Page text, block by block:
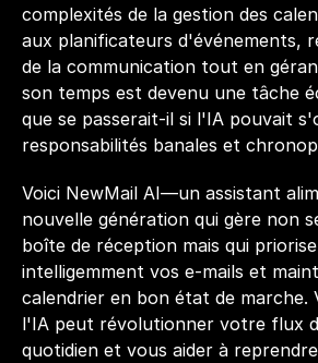
complexités de la gestion des
aux planificateurs d'événements,
de la communication tout en
son temps est devenu une tâche
que se passerait-il si l'IA pouvait
responsabilités banales et
Voici NewMail AI—un assistant
nouvelle génération qui gère non
boîte de réception mais qui
intelligemment vos e-mails et
calendrier en bon état de marche.
l'IA peut révolutionner votre flux
quotidien et vous aider à